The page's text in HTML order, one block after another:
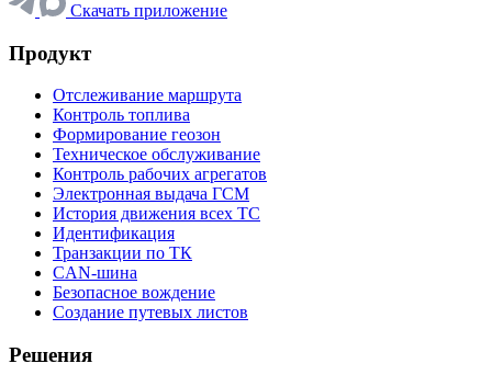
Скачать приложение
Продукт
Отслеживание маршрута
Контроль топлива
Формирование геозон
Техническое обслуживание
Контроль рабочих агрегатов
Электронная выдача ГСМ
История движения всех ТС
Идентификация
Транзакции по ТК
CAN-шина
Безопасное вождение
Создание путевых листов
Решения